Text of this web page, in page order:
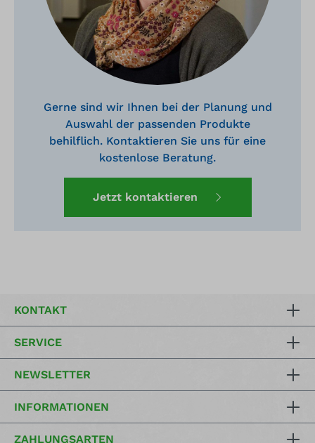
Gerne sind wir Ihnen bei der Planung und
Auswahl der passenden Produkte
behilflich. Kontaktieren Sie uns für eine
kostenlose Beratung.
Jetzt kontaktieren
KONTAKT
SERVICE
NEWSLETTER
INFORMATIONEN
ZAHLUNGSARTEN